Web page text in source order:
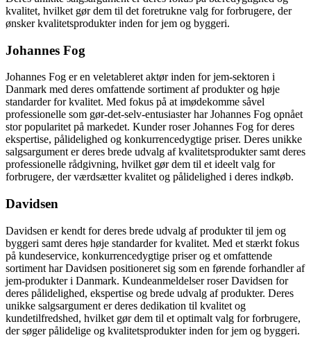
kvalitet, hvilket gør dem til det foretrukne valg for forbrugere, der
ønsker kvalitetsprodukter inden for jem og byggeri.
Johannes Fog
Johannes Fog er en veletableret aktør inden for jem-sektoren i
Danmark med deres omfattende sortiment af produkter og høje
standarder for kvalitet. Med fokus på at imødekomme såvel
professionelle som gør-det-selv-entusiaster har Johannes Fog opnået
stor popularitet på markedet. Kunder roser Johannes Fog for deres
ekspertise, pålidelighed og konkurrencedygtige priser. Deres unikke
salgsargument er deres brede udvalg af kvalitetsprodukter samt deres
professionelle rådgivning, hvilket gør dem til et ideelt valg for
forbrugere, der værdsætter kvalitet og pålidelighed i deres indkøb.
Davidsen
Davidsen er kendt for deres brede udvalg af produkter til jem og
byggeri samt deres høje standarder for kvalitet. Med et stærkt fokus
på kundeservice, konkurrencedygtige priser og et omfattende
sortiment har Davidsen positioneret sig som en førende forhandler af
jem-produkter i Danmark. Kundeanmeldelser roser Davidsen for
deres pålidelighed, ekspertise og brede udvalg af produkter. Deres
unikke salgsargument er deres dedikation til kvalitet og
kundetilfredshed, hvilket gør dem til et optimalt valg for forbrugere,
der søger pålidelige og kvalitetsprodukter inden for jem og byggeri.